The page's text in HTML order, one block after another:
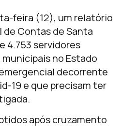
feira (12), um relatório
de Contas de Santa
4.753 servidores
no Estado
decorrente
19 e que precisam ter
após cruzamento